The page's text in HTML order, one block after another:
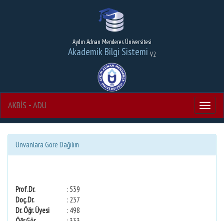
Aydın Adnan Menderes Üniversitesi
Akademik Bilgi Sistemi V2
Menu
AKBİS - ADÜ
Ünvanlara Göre Dağılım
Prof.Dr.
: 539
Doç.Dr.
: 237
Dr. Öğr. Üyesi
: 498